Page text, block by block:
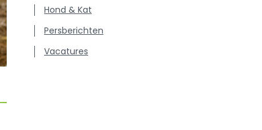
Hond & Kat
Persberichten
Vacatures